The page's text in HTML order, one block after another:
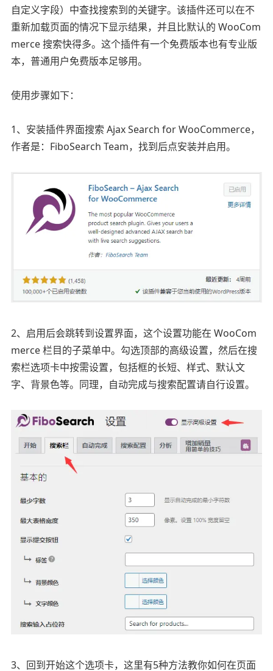
自定义字段）中查找搜索到的关键字。该插件还可以在不
重新加载页面的情况下显示结果，并且比默认的 WooCom
merce 搜索快得多。这个插件有一个免费版本也有专业版
本，普通用户免费版本足够用。
使用步骤如下：
1、安装插件界面搜索 Ajax Search for WooCommerce，
作者是：FiboSearch Team，找到后点安装并启用。
2、启用后会跳转到设置界面，这个设置功能在 WooCom
merce 栏目的子菜单中。勾选顶部的高级设置，然后在搜
索栏选项卡中按需设置，包括框的长短、样式、默认文
字、背景色等。同理，自动完成与搜索配置请自行设置。
3、回到开始这个选项卡，这里有5种方法教你如何在页面